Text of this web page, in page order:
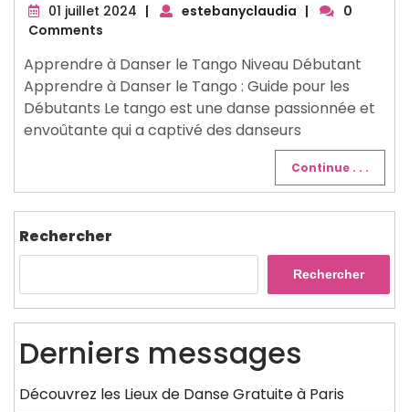
01 juillet 2024 01| estebanyclaudia |
0
Comments
Apprendre à Danser le Tango Niveau Débutant
Apprendre à Danser le Tango : Guide pour les
Débutants Le tango est une danse passionnée et
envoûtante qui a captivé des danseurs
Continue . . .
Rechercher
Rechercher
Derniers messages
Découvrez les Lieux de Danse Gratuite à Paris